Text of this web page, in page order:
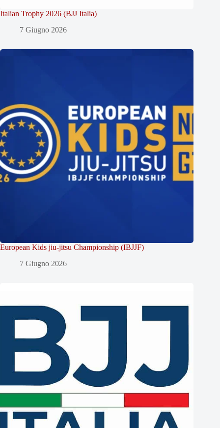
Italian Trophy 2026 (BJJ Italia)
7 Giugno 2026
European Kids jiu-jitsu Championship (IBJJF)
7 Giugno 2026